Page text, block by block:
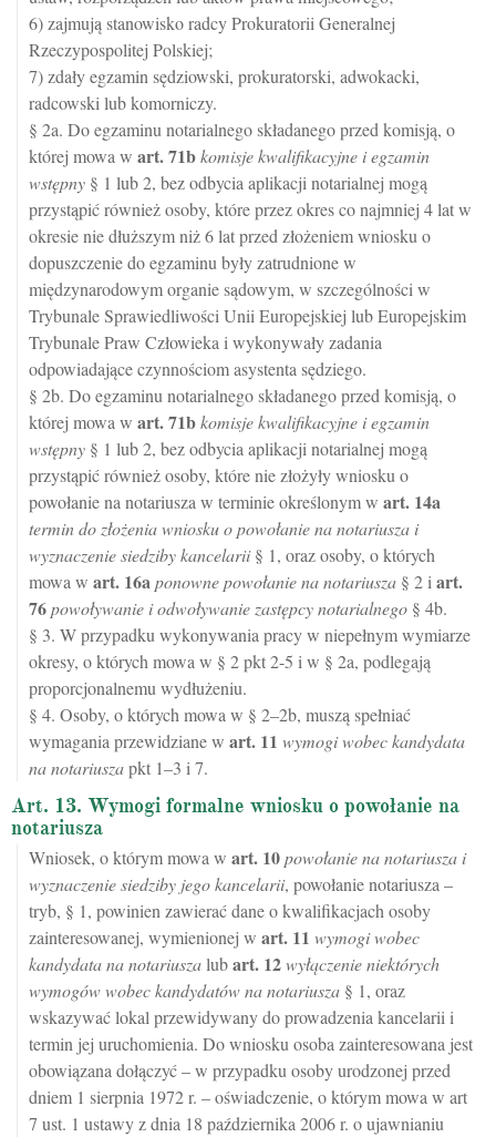
6) zajmują stanowisko radcy Prokuratorii Generalnej
Rzeczypospolitej Polskiej;
7) zdały egzamin sędziowski, prokuratorski, adwokacki,
radcowski lub komorniczy.
§ 2a. Do egzaminu notarialnego składanego przed komisją, o
której mowa w art.71bkomisje kwalifikacyjne i egzamin
wstępny § 1 lub 2, bez odbycia aplikacji notarialnej mogą
przystąpić również osoby, które przez okres co najmniej 4 lat w
okresie nie dłuższym niż 6 lat przed złożeniem wniosku o
dopuszczenie do egzaminu były zatrudnione w
międzynarodowym organie sądowym, w szczególności w
Trybunale Sprawiedliwości Unii Europejskiej lub Europejskim
Trybunale Praw Człowieka i wykonywały zadania
odpowiadające czynnościom asystenta sędziego.
§ 2b. Do egzaminu notarialnego składanego przed komisją, o
której mowa w art.71bkomisje kwalifikacyjne i egzamin
wstępny § 1 lub 2, bez odbycia aplikacji notarialnej mogą
przystąpić również osoby, które nie złożyły wniosku o
powołanie na notariusza w terminie określonym w art. 14a
termin do złożenia wniosku o powołanie na notariusza i
wyznaczenie siedziby kancelarii§ 1, oraz osoby, o których
mowa w art. 16aponowne powołanie na notariusza § 2 i art.
76powoływanie i odwoływanie zastępcy notarialnego § 4b.
§ 3. W przypadku wykonywania pracy w niepełnym wymiarze
okresy, o których mowa w § 2 pkt 2-5 i w § 2a, podlegają
proporcjonalnemu wydłużeniu.
§ 4. Osoby, o których mowa w § 2–2b, muszą spełniać
wymagania przewidziane w art. 11 wymogi wobec kandydata
na notariuszapkt 1–3 i 7.
Art. 13. Wymogi formalne wniosku o powołanie na
notariusza
Wniosek, o którym mowa w art. 10powołanie na notariusza i
wyznaczenie siedziby jego kancelarii, powołanie notariusza –
tryb, § 1, powinien zawierać dane o kwalifikacjach osoby
zainteresowanej, wymienionej w art. 11 wymogi wobec
kandydata na notariuszalubart. 12wyłączenie niektórych
wymogów wobec kandydatów na notariusza § 1, oraz
wskazywać lokal przewidywany do prowadzenia kancelarii i
termin jej uruchomienia. Do wniosku osoba zainteresowana jest
obowiązana dołączyć – w przypadku osoby urodzonej przed
dniem 1 sierpnia 1972 r. – oświadczenie, o którym mowa w art
7 ust. 1 ustawy z dnia 18 października 2006 r. o ujawnianiu